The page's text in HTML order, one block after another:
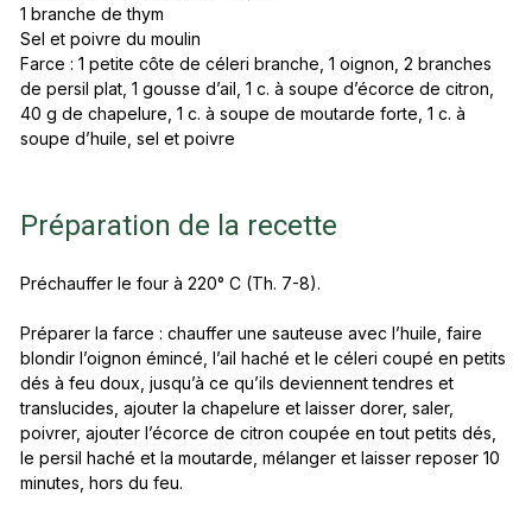
1 branche de thym
Sel et poivre du moulin
Farce : 1 petite côte de céleri branche, 1 oignon, 2 branches
de persil plat, 1 gousse d’ail, 1 c. à soupe d’écorce de citron,
40 g de chapelure, 1 c. à soupe de moutarde forte, 1 c. à
soupe d’huile, sel et poivre
Préparation de la recette
Préchauffer le four à 220° C (Th. 7-8).
Préparer la farce : chauffer une sauteuse avec l’huile, faire
blondir l’oignon émincé, l’ail haché et le céleri coupé en petits
dés à feu doux, jusqu’à ce qu’ils deviennent tendres et
translucides, ajouter la chapelure et laisser dorer, saler,
poivrer, ajouter l’écorce de citron coupée en tout petits dés,
le persil haché et la moutarde, mélanger et laisser reposer 10
minutes, hors du feu.